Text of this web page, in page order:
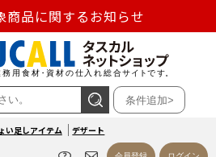
商品に関するお知らせ
による商品出荷停止のお知らせ
する地震の影響によるお荷物のお
遅延について
条件追加>
い足しアイテム デザート